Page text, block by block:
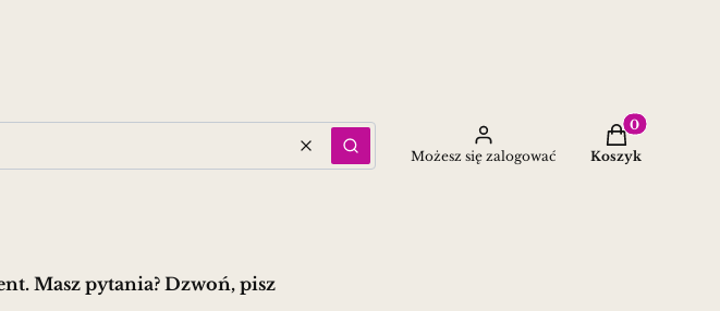
WyczyśćSzukaj Możesz się zalogować
Produkty w
Koszyk
Masz pytania? Dzwoń, pisz